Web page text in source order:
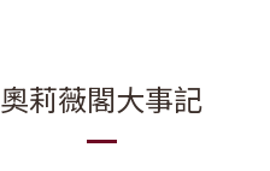
奧莉薇閣大事記